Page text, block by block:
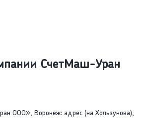
СчетМаш-Уран
ООО», Воронеж: адрес (на Хользунова),